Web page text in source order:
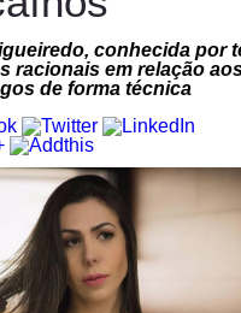
conhecida por
racionais em relação
de forma técnica